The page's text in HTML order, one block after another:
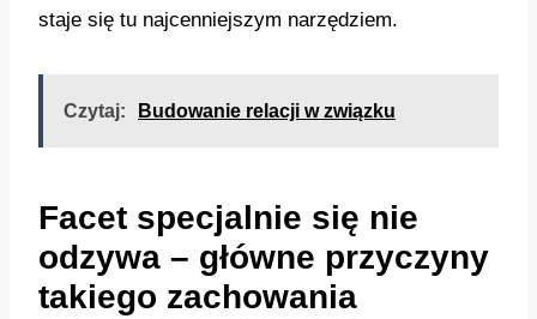
staje się tu najcenniejszym narzędziem.
Czytaj: Budowanie relacji w związku
Facet specjalnie się nie
odzywa – główne przyczyny
takiego zachowania